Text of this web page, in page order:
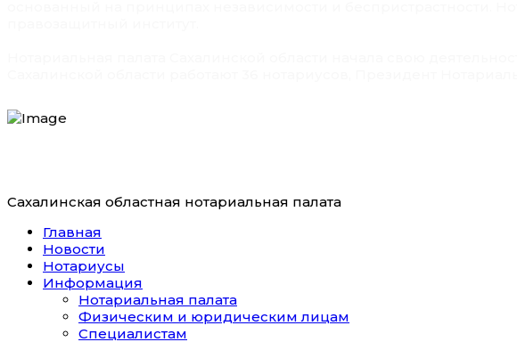
Сахалинская областная нотариальная палата
Главная
Новости
Нотариусы
Информация
Нотариальная палата
Физическим и юридическим лицам
Специалистам